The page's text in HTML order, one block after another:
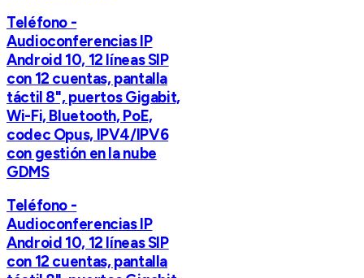
Teléfono -
Audioconferencias IP
Android 10, 12 líneas SIP
con 12 cuentas, pantalla
táctil 8", puertos Gigabit,
Wi-Fi, Bluetooth, PoE,
codec Opus, IPV4/IPV6
con gestión en la nube
GDMS
Teléfono -
Audioconferencias IP
Android 10, 12 líneas SIP
con 12 cuentas, pantalla